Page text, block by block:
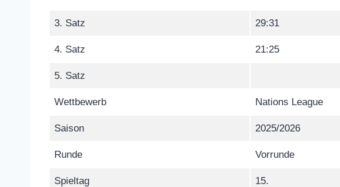
3. Satz 29:31
4. Satz 21:25
5. Satz
Wettbewerb Nations League
Saison 2025/2026
Runde Vorrunde
Spieltag 15.